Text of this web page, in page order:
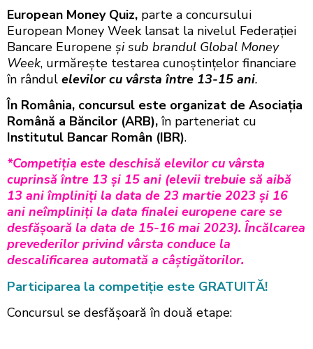
European Money Quiz, parte a concursului
European Money Week lansat la nivelul Federației
Bancare Europene și sub brandul Global Money
Week, urmărește testarea cunoștințelor financiare
în rândul elevilor cu vârsta între 13-15 ani.
În România, concursul este organizat de Asociaţia
Română a Băncilor (ARB), în parteneriat cu
Institutul Bancar Român (IBR).
*Competiția este deschisă elevilor cu vârsta
cuprinsă între 13 și 15 ani (elevii trebuie să aibă
13 ani împliniți la data de 23 martie 2023 și 16
ani neîmpliniți la data finalei europene care se
desfășoară la data de 15-16 mai 2023). Încălcarea
prevederilor privind vârsta conduce la
descalificarea automată a câștigătorilor.
Participarea la competiție este GRATUITĂ!
Concursul se desfăşoară în două etape: